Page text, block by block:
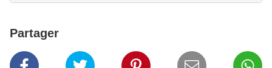
Partager